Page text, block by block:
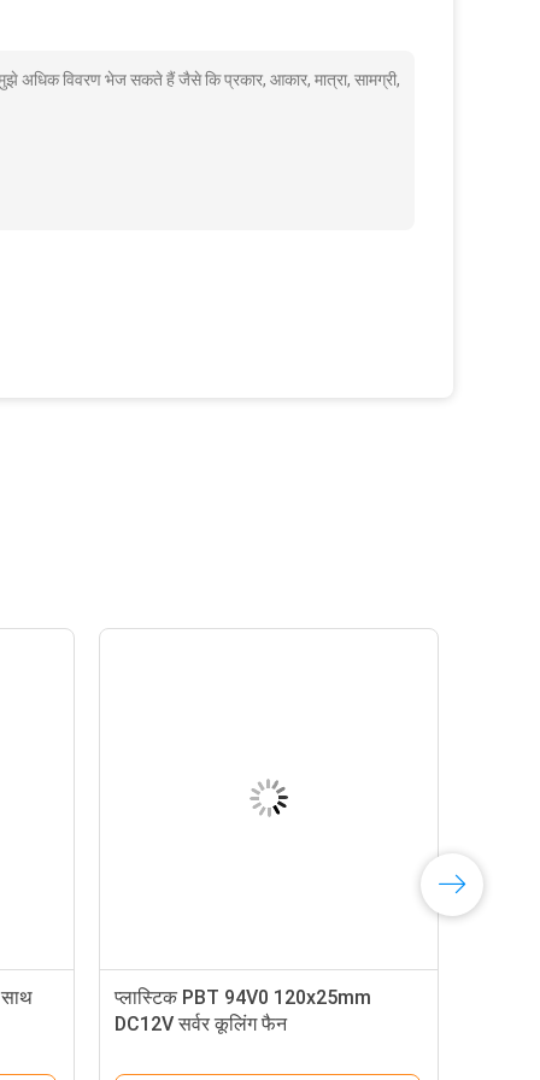
अधिक विवरण भेज सकते हैं जैसे कि प्रकार, आकार, मात्रा, सामग्री,
प्लास्टिक PBT 94V0 120x25mm
DC12V सर्वर कूलिंग फैन